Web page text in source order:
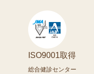
ISO9001取得
総合健診センター